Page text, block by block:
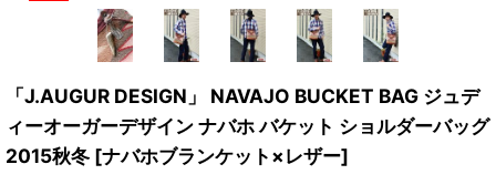
「J.AUGUR DESIGN」 NAVAJO BUCKET BAG ジュデ
ィーオーガーデザイン ナバホ バケット ショルダーバッグ
2015秋冬 [ナバホブランケット×レザー]